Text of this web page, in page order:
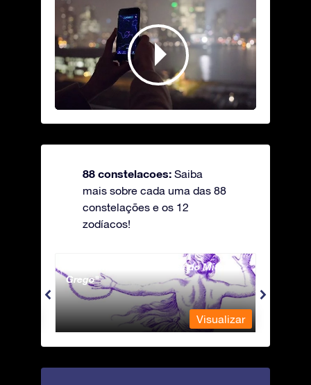
88 constelacoes: Saiba
mais sobre cada uma das 88
constelações e os 12
zodíacos!
Andromeda - A Princesa do Mito
Grego
Visualizar